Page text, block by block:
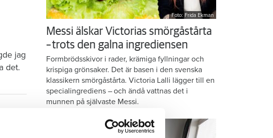
jag
det.
Foto: Frida Ekman
Messi älskar Victorias smörgåstårta
– trots den galna ingrediensen
Formbrödsskivor i rader, krämiga fyllningar och
krispiga grönsaker. Det är basen i den svenska
klassikern smörgåstårta. Victoria Lalli lägger till en
specialingrediens – och ändå vattnas det i
munnen på självaste Messi.